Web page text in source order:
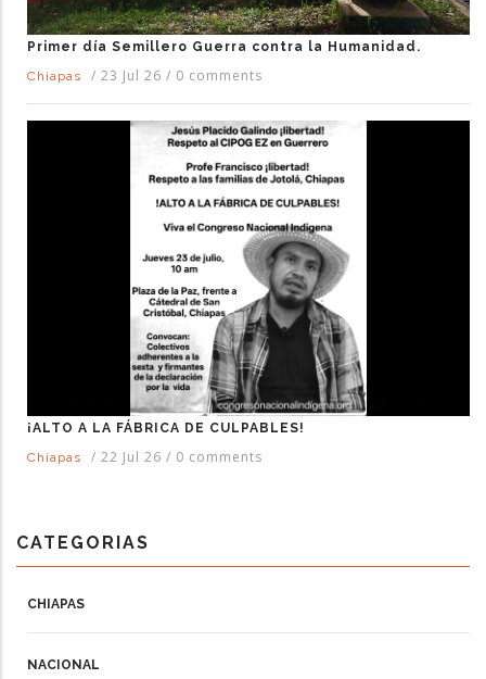
Primer día Semillero Guerra contra la Humanidad.
Chiapas
/ 23 Jul 26 / 0 comments
¡ALTO A LA FÁBRICA DE CULPABLES!
Chiapas
/ 22 Jul 26 / 0 comments
CATEGORIAS
CHIAPAS
NACIONAL